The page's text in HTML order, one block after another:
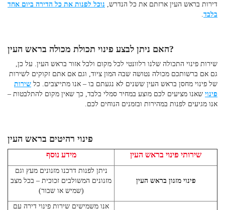
דירות בראש העין ארזתם את כל הנדרש, נוכל לפנות את כל הדירה ביום אחד
בלבד.
האם ניתן לבצע פינוי תכולת מכולה בראש העין?
שירות פינוי התכולה שלנו רלוונטי לכל מקום ולכל אזור בראש העין. על כן,
גם אם ברשותכם מכולה נטושה שבה המון ציוד, וגם אם אתם זקוקים לשירות
של פינוי מחסן בראש העין ששנים לא נגעתם בו – אנו מתייצבים. כל שירות
פינוי שאנו מציעים לכם מוצע במחיר סמלי בלבד, כך שאין מקום להתלבטות –
אנו מגיעים לפנות במהירות ובזמנים הנוחים לכם.
פינוי רהיטים בראש העין
שירותי פינוי בראש העין מידע נוסף
פינוי מזנון בראש העין
ניתן לפנות דרכנו מזנונים מעץ וגם
מזנונים המשולבים זכוכית – בכל מצב
(שמיש או שבור)
אנו משמישים שירות פינוי דירה עם